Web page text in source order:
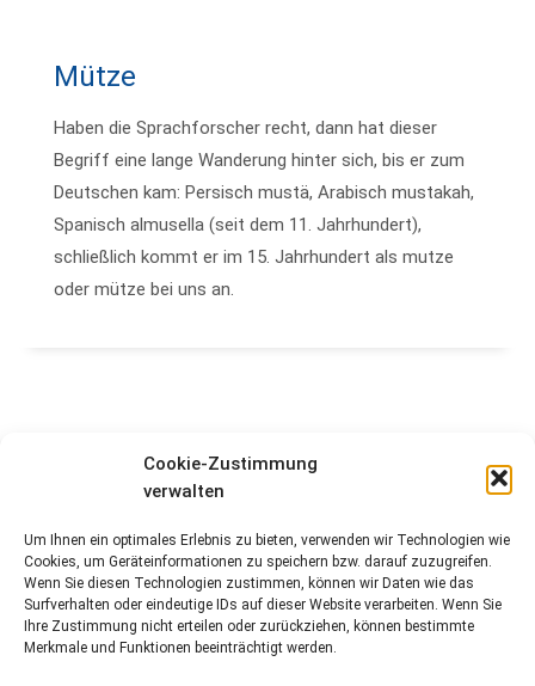
Cookie-Zustimmung
verwalten
Um Ihnen ein optimales Erlebnis zu bieten, verwenden wir Technologien wie
Cookies, um Geräteinformationen zu speichern bzw. darauf zuzugreifen.
Wenn Sie diesen Technologien zustimmen, können wir Daten wie das
Surfverhalten oder eindeutige IDs auf dieser Website verarbeiten. Wenn Sie
Ihre Zustimmung nicht erteilen oder zurückziehen, können bestimmte
Merkmale und Funktionen beeinträchtigt werden.
Mütze
Haben die Sprachforscher recht, dann hat dieser
Begriff eine lange Wanderung hinter sich, bis er zum
Deutschen kam: Persisch mustä, Arabisch mustakah,
Spanisch almusella (seit dem 11. Jahrhundert),
schließlich kommt er im 15. Jahrhundert als mutze
oder mütze bei uns an.